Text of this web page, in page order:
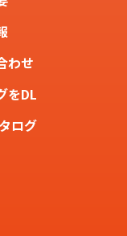
わせ
をDL
ログ